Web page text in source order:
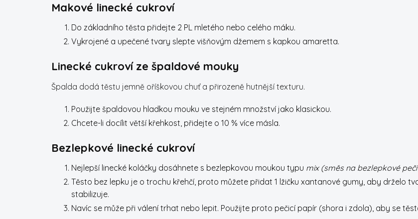
Makové linecké cukroví
Do základního těsta přidejte 2 PL mletého nebo celého máku.
Vykrojené a upečené tvary slepte višňovým džemem s kapkou amaretta.
Linecké cukroví ze špaldové mouky
Špalda dodá těstu jemně oříškovou chuť a přirozeně hutnější texturu.
Použijte špaldovou hladkou mouku ve stejném množství jako klasickou.
Chcete-li docílit větší křehkost, přidejte o 10 % více másla.
Bezlepkové linecké cukroví
Nejlepší linecké koláčky dosáhnete s bezlepkovou moukou typu mix (směs na bezlepkové
Těsto bez lepku je o trochu křehčí, proto můžete přidat 1 lžičku xantanové gumy, aby drželo
stabilizuje.
Navíc se může při válení trhat nebo lepit. Použijte proto pečicí papír (shora i zdola), aby se